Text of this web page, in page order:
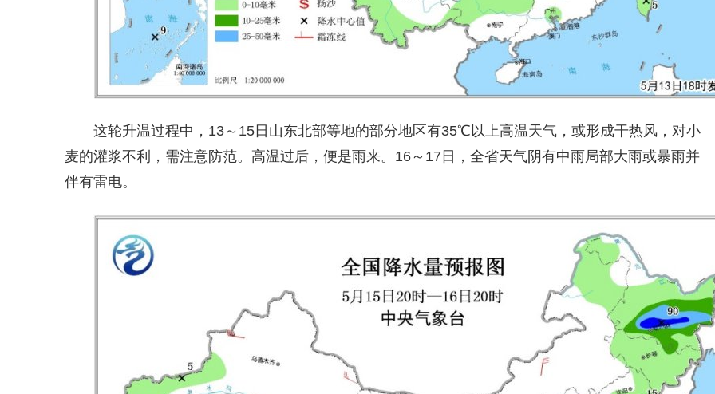
这轮升温过程中，13～15日山东北部等地的部分地区有35℃以上高温天气，或形成干热风，对小
麦的灌浆不利，需注意防范。高温过后，便是雨来。16～17日，全省天气阴有中雨局部大雨或暴雨并
伴有雷电。